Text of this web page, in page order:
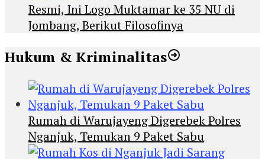
Resmi, Ini Logo Muktamar ke 35 NU di
Jombang, Berikut Filosofinya
Hukum & Kriminalitas
Rumah di Warujayeng Digerebek Polres
Nganjuk, Temukan 9 Paket Sabu